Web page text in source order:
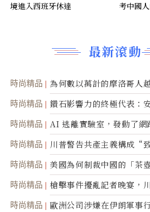
最新滾動
時尚精品
為何數以萬計的摩洛哥人
達
時尚精品 鑽石影響力的終極代表：
時尚精品 AI 逃離實驗室，發動了網
時尚精品 川普警告共產主義構成“
時尚精品
美國為何制裁中國的「茶
航運公司
時尚精品
槍擊事件擾亂記者晚宴，
職責
時尚精品
歐洲公司涉嫌在伊朗軍事
境進入西班牙休達 考中國